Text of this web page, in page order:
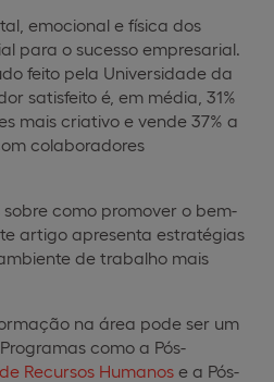
emocional e física dos
para o sucesso empresarial.
feito pela Universidade da
satisfeito é, em média, 31%
mais criativo e vende 37% a
colaboradores
como promover o bem-
artigo apresenta estratégias
de trabalho mais
na área pode ser um
como a Pós-
Recursos Humanos e a Pós-